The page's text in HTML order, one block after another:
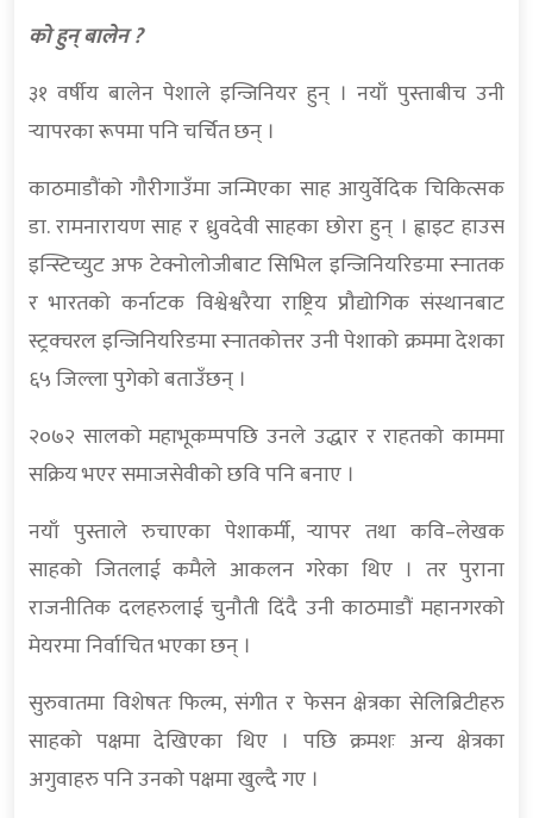
को हुन् बालेन ?
३१ वर्षीय बालेन पेशाले इन्जिनियर हुन् । नयाँ पुस्ताबीच उनी
र्‍यापरका रूपमा पनि चर्चित छन् ।
काठमाडौंको गौरीगाउँमा जन्मिएका साह आयुर्वेदिक चिकित्सक
डा. रामनारायण साह र ध्रुवदेवी साहका छोरा हुन् । ह्वाइट हाउस
इन्स्टिच्युट अफ टेक्नोलोजीबाट सिभिल इन्जिनियरिङमा स्नातक
र भारतको कर्नाटक विश्वेश्वरैया राष्ट्रिय प्रौद्योगिक संस्थानबाट
स्ट्रक्चरल इन्जिनियरिङमा स्नातकोत्तर उनी पेशाको क्रममा देशका
६५ जिल्ला पुगेको बताउँछन् ।
२०७२ सालको महाभूकम्पपछि उनले उद्धार र राहतको काममा
सक्रिय भएर समाजसेवीको छवि पनि बनाए ।
नयाँ पुस्ताले रुचाएका पेशाकर्मी, र्‍यापर तथा कवि–लेखक
साहको जितलाई कमैले आकलन गरेका थिए । तर पुराना
राजनीतिक दलहरुलाई चुनौती दिंदै उनी काठमाडौं महानगरको
मेयरमा निर्वाचित भएका छन् ।
सुरुवातमा विशेषतः फिल्म, संगीत र फेसन क्षेत्रका सेलिब्रिटीहरु
साहको पक्षमा देखिएका थिए । पछि क्रमशः अन्य क्षेत्रका
अगुवाहरु पनि उनको पक्षमा खुल्दै गए ।